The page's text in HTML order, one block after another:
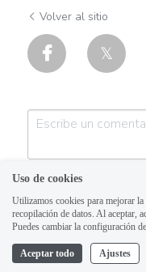
Bell Boy
Cajero
CAMARISTA
Centro Sur
Chihuahua
Volver al sitio
Uso de cookies
Utilizamos cookies para mejorar
recopilación de datos. Al aceptar,
Puedes cambiar la configuración
Aceptar todo Ajustes